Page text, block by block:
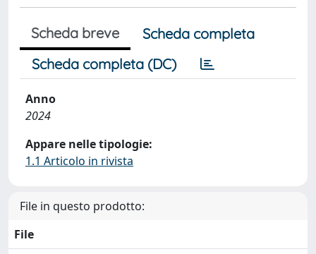
Scheda breve
Scheda completa
Scheda completa (DC)
Anno
2024
Appare nelle tipologie:
1.1 Articolo in rivista
File in questo prodotto:
File